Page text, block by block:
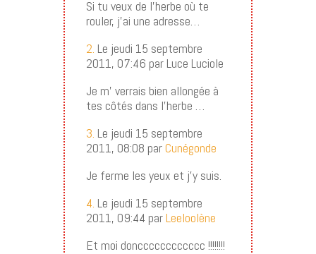
Si tu veux de l’herbe où te
rouler, j’ai une adresse…
2. Le jeudi 15 septembre
2011, 07:46 par Luce Luciole
Je m’ verrais bien allongée à
tes côtés dans l’herbe …
3. Le jeudi 15 septembre
2011, 08:08 parCunégonde
Je ferme les yeux et j’y suis.
4. Le jeudi 15 septembre
2011, 09:44 parLeeloolène
Et moi doncccccccccccc !!!!!!!!